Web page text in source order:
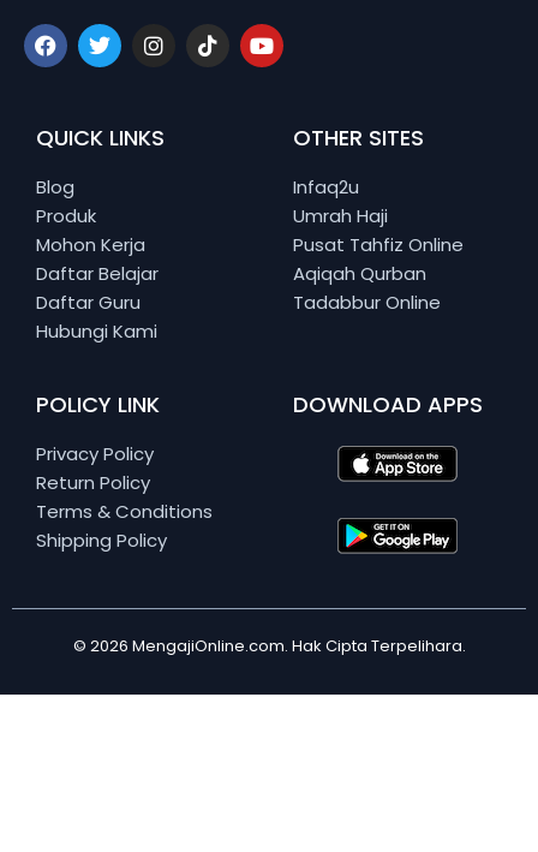
QUICK LINKS
Blog
Produk
Mohon Kerja
Daftar Belajar
Daftar Guru
Hubungi Kami
OTHER SITES
Infaq2u
Umrah Haji
Pusat Tahfiz Online
Aqiqah Qurban
Tadabbur Online
POLICY LINK
Privacy Policy
Return Policy
Terms & Conditions
Shipping Policy
DOWNLOAD APPS
© 2026 MengajiOnline.com. Hak Cipta Terpelihara.